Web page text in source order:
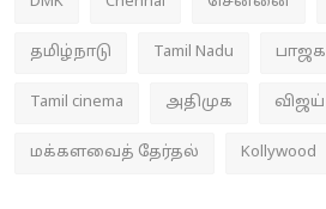
தமிழ்நாடு Tamil Nadu பாஜக
Tamil cinema அதிமுக விஜய்
மக்களவைத் தேர்தல் Kollywood